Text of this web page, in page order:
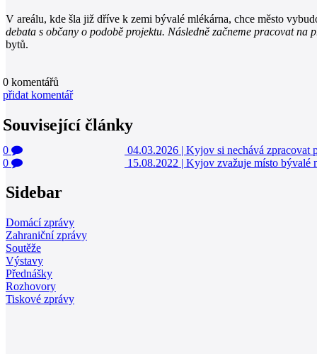
V areálu, kde šla již dříve k zemi bývalé mlékárna, chce město
debata s občany o podobě projektu. Následně začneme pracovat na
bytů.
0 komentářů
přidat komentář
Související články
0 04.03.2026 | Kyjov si nechává zpracovat
0
15.08.2022 | Kyjov zvažuje místo bývalé
Sidebar
Domácí zprávy
Zahraniční zprávy
Soutěže
Výstavy
Přednášky
Rozhovory
Tiskové zprávy